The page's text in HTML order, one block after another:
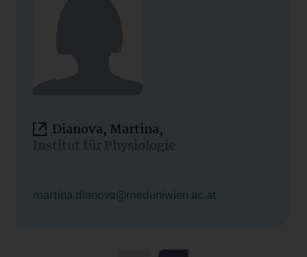
Dianova, Martina,
Institut für Physiologie
martina.dianova@meduniwien.ac.at